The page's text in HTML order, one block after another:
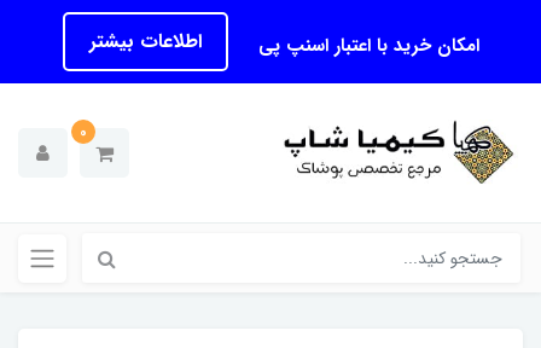
امکان خرید با اعتبار اسنپ پی اطلاعات بیشتر
0